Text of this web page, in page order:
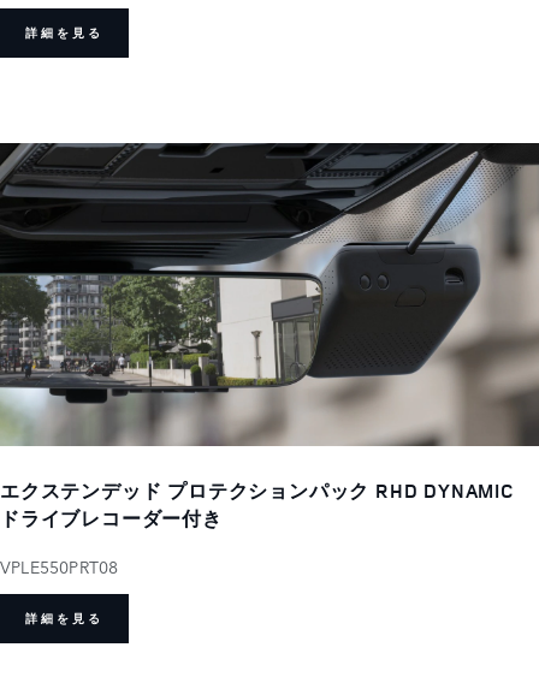
詳細を見る
エクステンデッド プロテクションパック RHD DYNAMIC
ドライブレコーダー付き
VPLE550PRT08
詳細を見る